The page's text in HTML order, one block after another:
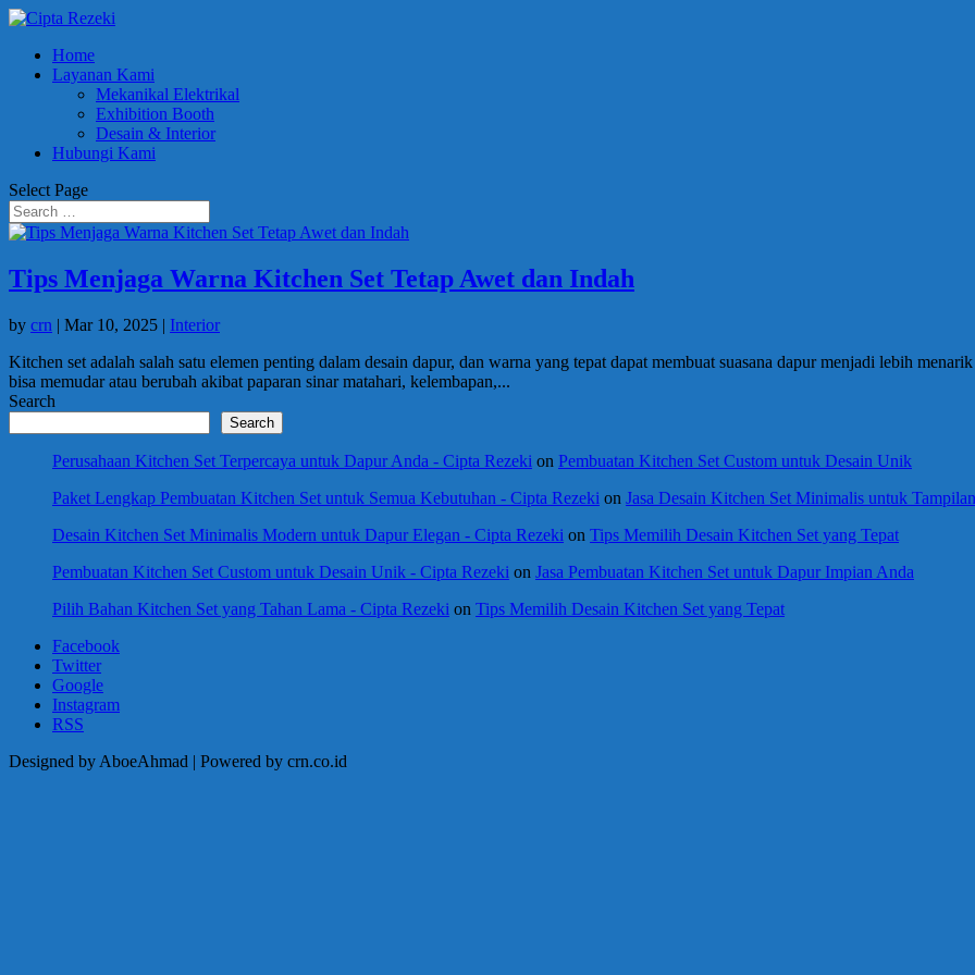
Home
Layanan Kami
Mekanikal Elektrikal
Exhibition Booth
Desain & Interior
Hubungi Kami
Select Page
Tips Menjaga Warna Kitchen Set Tetap Awet dan Indah
by crn | Mar 10, 2025 | Interior
Kitchen set adalah salah satu elemen penting dalam desain dapur, dan warna yang tepat dapat membuat suasana dapur menjadi lebih
bisa memudar atau berubah akibat paparan sinar matahari, kelembapan,...
Search
Search
Perusahaan Kitchen Set Terpercaya untuk Dapur Anda - Cipta Rezeki on Pembuatan Kitchen Set Custom untuk Desain Unik
Paket Lengkap Pembuatan Kitchen Set untuk Semua Kebutuhan - Cipta Rezeki on Jasa Desain Kitchen Set Minimalis untuk
Desain Kitchen Set Minimalis Modern untuk Dapur Elegan - Cipta Rezeki on Tips Memilih Desain Kitchen Set yang Tepat
Pembuatan Kitchen Set Custom untuk Desain Unik - Cipta Rezeki on Jasa Pembuatan Kitchen Set untuk Dapur Impian Anda
Pilih Bahan Kitchen Set yang Tahan Lama - Cipta Rezeki on Tips Memilih Desain Kitchen Set yang Tepat
Facebook
Twitter
Google
Instagram
RSS
Designed by AboeAhmad | Powered by crn.co.id